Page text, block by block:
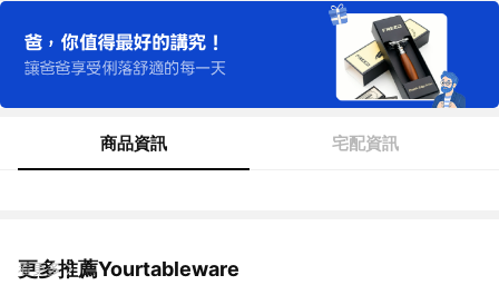
商品資訊 宅配資訊
更多推薦Yourtableware
看更多